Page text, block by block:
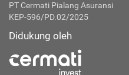
PT Cermati Pialang Asuransi
KEP-596/PD.02/2025
Didukung oleh